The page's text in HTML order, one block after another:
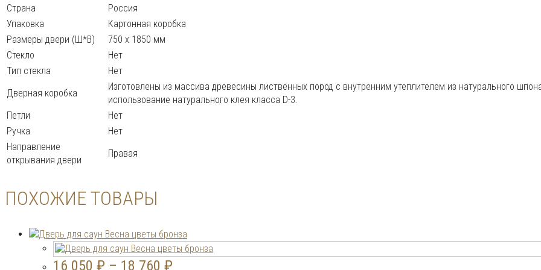
Страна
Россия
Упаковка
Картонная коробка
Размеры двери (Ш*В)
750 х 1850 мм
Стекло
Нет
Тип стекла
Нет
Дверная коробка
Изготовлены из массива древесины лиственных пород с внутренним утеплителем из натурального
использование натурального клея класса D-3.
Петли
Нет
Ручка
Нет
Направление
открывания двери
Правая
ПОХОЖИЕ ТОВАРЫ
16 050 ₽ – 18 760 ₽